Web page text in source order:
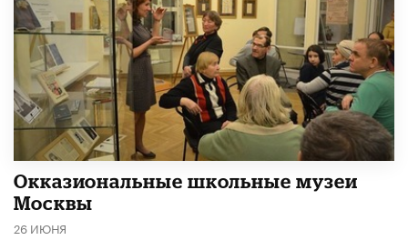
​Окказиональные школьные музеи
Москвы
26 ИЮНЯ